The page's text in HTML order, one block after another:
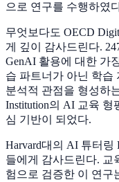
으로 연구를 수행하였
무엇보다도 OECD
게 깊이 감사드린다.
GenAI 활용에 대한 가
습 파트너가 아닌 학습
분석적 관점을 형성하
Institution의 AI 교육 형
심 기반이 되었다.
Harvard대의 AI 튜터링
들에게 감사드린다. 교
험으로 검증한 이 연구